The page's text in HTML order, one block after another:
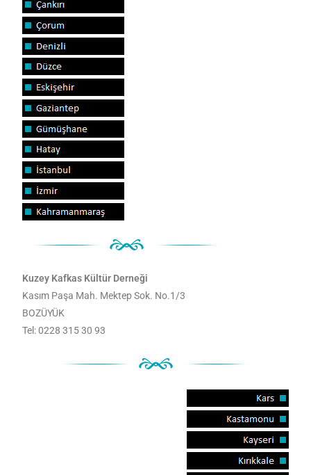
Kuzey Kafkas Kültür Derneği
Kasım Paşa Mah. Mektep Sok. No.1/3
BOZÜYÜK
Tel: 0228 315 30 93